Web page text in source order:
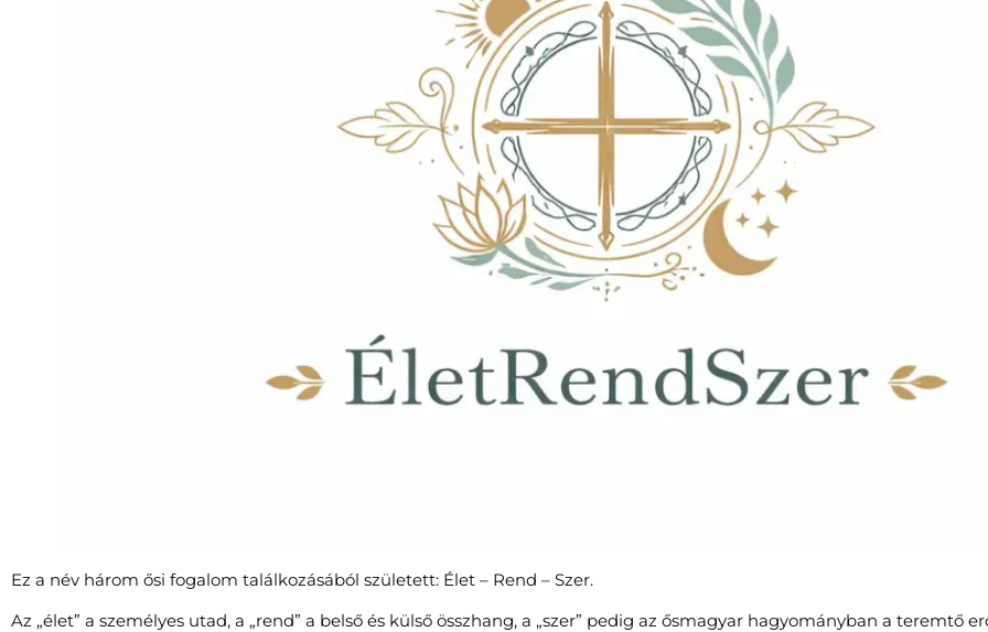
Ez a név három ősi fogalom találkozásából született: Élet – Rend – Szer.
Az „élet” a személyes utad, a „rend” a belső és külső összhang, a „szer” pedig az ősmagyar hagyományban a teremtő